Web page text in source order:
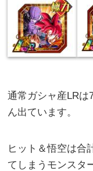
通常ガシャ産LRは
ん出ています。
ヒット＆悟空は合
てしまうモンスタ